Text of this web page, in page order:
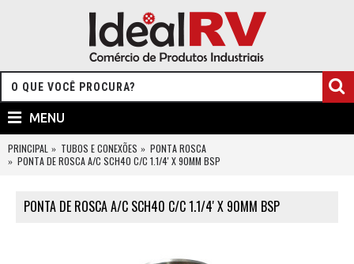
MENU
PRINCIPAL TUBOS E CONEXÕES
PONTA ROSCA
PONTA DE ROSCA A/C SCH40 C/C 1.1/4' X 90MM BSP
PONTA DE ROSCA A/C SCH40 C/C 1.1/4' X 90MM BSP